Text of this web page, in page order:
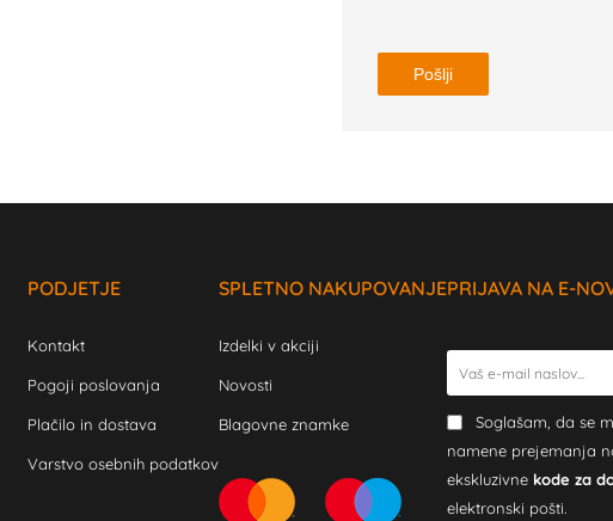
PODJETJE
Kontakt
Pogoji poslovanja
Plačilo in dostava
Varstvo osebnih podatkov
SPLETNO NAKUPOVANJE
Izdelki v akciji
Novosti
Blagovne znamke
PRIJAVA NA E-
Soglašam, da se
namene prejemanja
ekskluzivne kode za
elektronski pošti.